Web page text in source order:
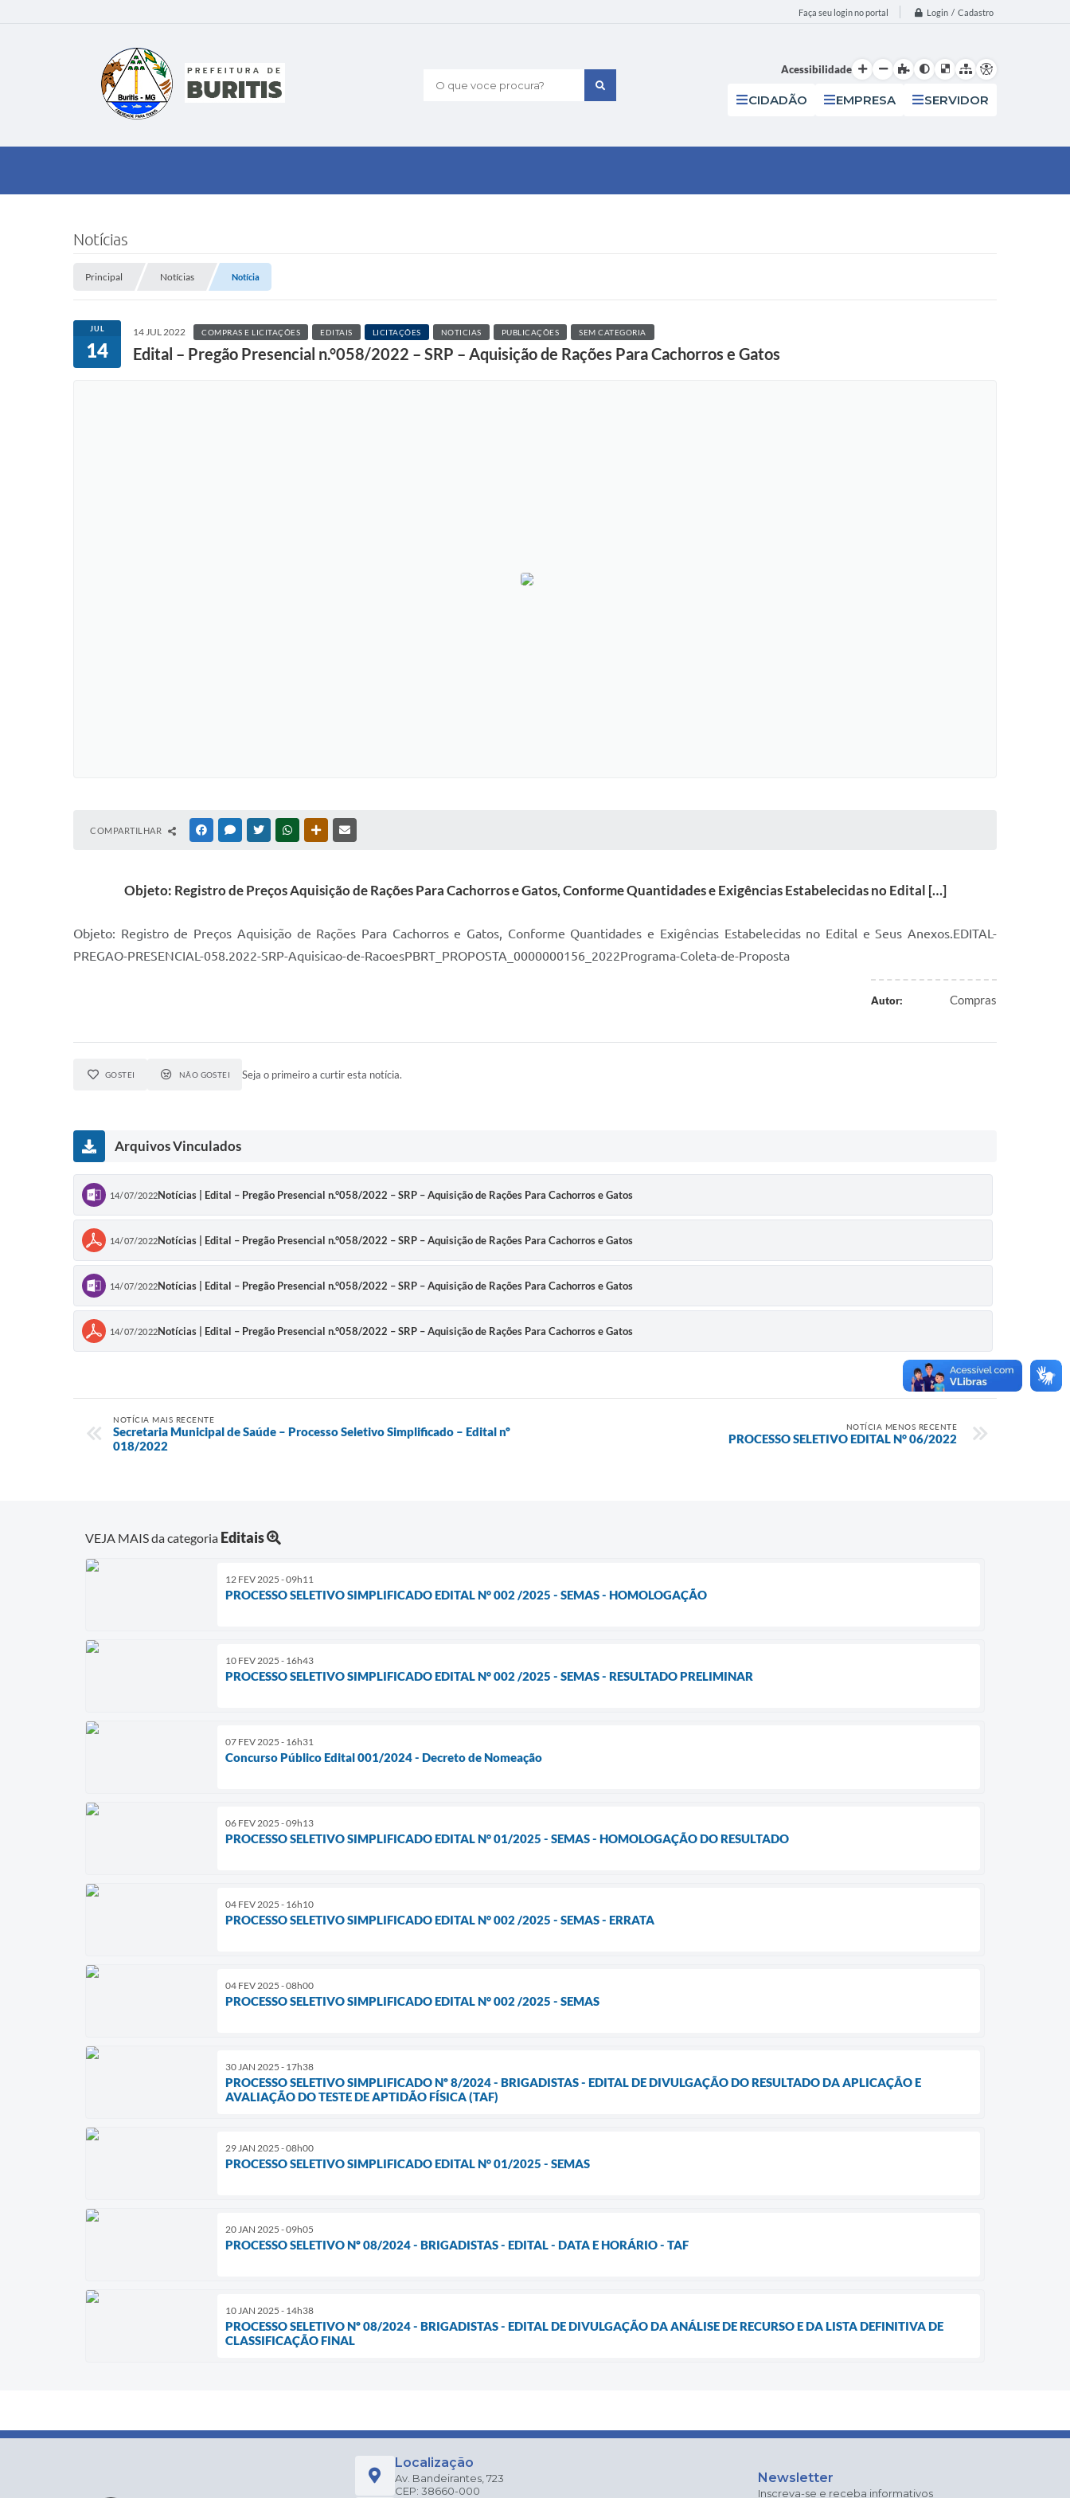
Faça seu login no portal Login / Cadastro
O que voce procura?
Acessibilidade
CIDADÃO EMPRESA SERVIDOR
Notícias
Principal Notícias Notícia
JUL
14
14 JUL 2022 COMPRAS E LICITAÇÕES EDITAIS LICITAÇÕES NOTICIAS PUBLICAÇÕES SEM CATEGORIA
Edital – Pregão Presencial n.°058/2022 – SRP – Aquisição de Rações Para Cachorros e Gatos
COMPARTILHAR FACEBOOKMESSENGER
TWITTERWHATSAPPOUTRAS MÍDIAS
Objeto: Registro de Preços Aquisição de Rações Para Cachorros e Gatos, Conforme Quantidades e Exigências Estabelecidas no Edital […]
Objeto: Registro de Preços Aquisição de Rações Para Cachorros e Gatos, Conforme Quantidades e Exigências Estabelecidas no Edital e Seus Anexos.EDITAL-
PREGAO-PRESENCIAL-058.2022-SRP-Aquisicao-de-RacoesPBRT_PROPOSTA_0000000156_2022Programa-Coleta-de-Proposta
Autor: Compras
GOSTEI NÃO GOSTEI Seja o primeiro a curtir esta notícia.
Arquivos Vinculados
14/07/2022Notícias | Edital – Pregão Presencial n.°058/2022 – SRP – Aquisição de Rações Para Cachorros e Gatos
14/07/2022Notícias | Edital – Pregão Presencial n.°058/2022 – SRP – Aquisição de Rações Para Cachorros e Gatos
14/07/2022Notícias | Edital – Pregão Presencial n.°058/2022 – SRP – Aquisição de Rações Para Cachorros e Gatos
14/07/2022Notícias | Edital – Pregão Presencial n.°058/2022 – SRP – Aquisição de Rações Para Cachorros e Gatos
NOTÍCIA MAIS RECENTE
Secretaria Municipal de Saúde – Processo Seletivo Simplificado – Edital nº
018/2022
NOTÍCIA MENOS RECENTE
PROCESSO SELETIVO EDITAL N° 06/2022
VEJA MAIS da categoria Editais
12 FEV 2025 - 09h11
PROCESSO SELETIVO SIMPLIFICADO EDITAL N° 002 /2025 - SEMAS - HOMOLOGAÇÃO
10 FEV 2025 - 16h43
PROCESSO SELETIVO SIMPLIFICADO EDITAL N° 002 /2025 - SEMAS - RESULTADO PRELIMINAR
07 FEV 2025 - 16h31
Concurso Público Edital 001/2024 - Decreto de Nomeação
06 FEV 2025 - 09h13
PROCESSO SELETIVO SIMPLIFICADO EDITAL N° 01/2025 - SEMAS - HOMOLOGAÇÃO DO RESULTADO
04 FEV 2025 - 16h10
PROCESSO SELETIVO SIMPLIFICADO EDITAL N° 002 /2025 - SEMAS - ERRATA
04 FEV 2025 - 08h00
PROCESSO SELETIVO SIMPLIFICADO EDITAL N° 002 /2025 - SEMAS
30 JAN 2025 - 17h38
PROCESSO SELETIVO SIMPLIFICADO Nº 8/2024 - BRIGADISTAS - EDITAL DE DIVULGAÇÃO DO RESULTADO DA APLICAÇÃO E
AVALIAÇÃO DO TESTE DE APTIDÃO FÍSICA (TAF)
29 JAN 2025 - 08h00
PROCESSO SELETIVO SIMPLIFICADO EDITAL N° 01/2025 - SEMAS
20 JAN 2025 - 09h05
PROCESSO SELETIVO Nº 08/2024 - BRIGADISTAS - EDITAL - DATA E HORÁRIO - TAF
10 JAN 2025 - 14h38
PROCESSO SELETIVO Nº 08/2024 - BRIGADISTAS - EDITAL DE DIVULGAÇÃO DA ANÁLISE DE RECURSO E DA LISTA DEFINITIVA DE
CLASSIFICAÇÃO FINAL
Localização
Av. Bandeirantes, 723
CEP: 38660-000
Newsletter
Inscreva-se e receba informativos